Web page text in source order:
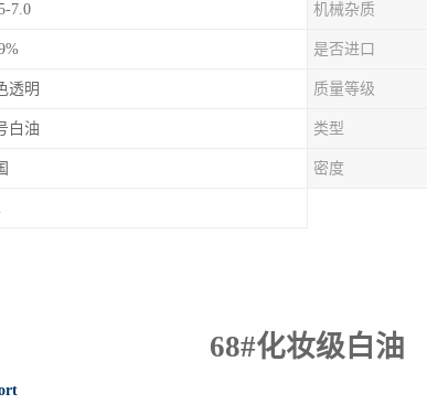
7.0 机械杂质
是否进口
透明 质量等级
白油 类型
密度
68#化妆级白油